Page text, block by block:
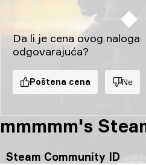
Da li je cena ovog naloga
odgovarajuća?
Poštena cena Ne
mmmmm's
Steam Community ID